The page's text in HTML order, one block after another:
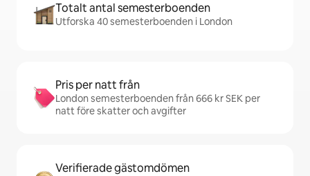
Totalt antal semesterboenden
Utforska 40 semesterboenden i London
Pris per natt från
London semesterboenden från 666 kr SEK per
natt före skatter och avgifter
Verifierade gästomdömen